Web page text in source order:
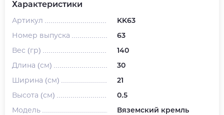
Характеристики
Артикул
KK63
Номер выпуска
63
Вес (гр)
140
Длина (см)
30
Ширина (см)
21
Высота (см)
0.5
Модель
Вяземский кремль